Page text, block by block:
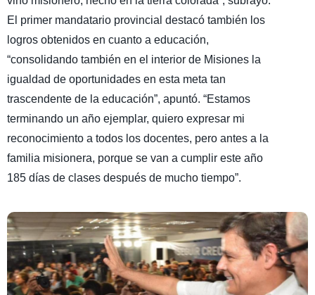
El primer mandatario provincial destacó también los
logros obtenidos en cuanto a educación,
“consolidando también en el interior de Misiones la
igualdad de oportunidades en esta meta tan
trascendente de la educación”, apuntó. “Estamos
terminando un año ejemplar, quiero expresar mi
reconocimiento a todos los docentes, pero antes a la
familia misionera, porque se van a cumplir este año
185 días de clases después de mucho tiempo”.